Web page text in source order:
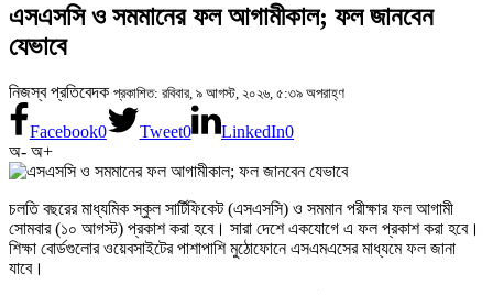
এসএসসি ও সমমানের ফল আগামীকাল; ফল জানবেন
যেভাবে
নিজস্ব প্রতিবেদক প্রকাশিত: রবিবার, ৯ আগস্ট, ২০২৬, ৫:৩৯ অপরাহ্ণ
Facebook0 Tweet0 LinkedIn0
অ- অ+
চলতি বছরের মাধ্যমিক স্কুল সার্টিফিকেট (এসএসসি) ও সমমান পরীক্ষার ফল আগামী
সোমবার (১০ আগস্ট) প্রকাশ করা হবে। সারা দেশে একযোগে এ ফল প্রকাশ করা হবে।
শিক্ষা বোর্ডগুলোর ওয়েবসাইটের পাশাপাশি মুঠোফোনে এসএমএসের মাধ্যমে ফল জানা
যাবে।